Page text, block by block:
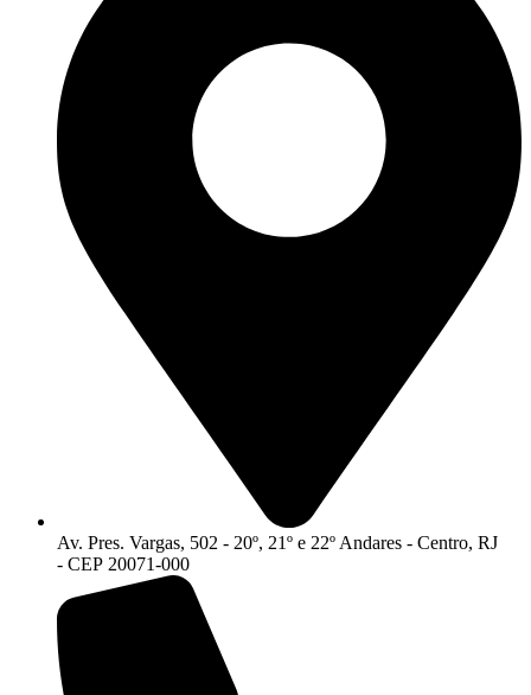
Av. Pres. Vargas, 502 - 20º, 21º e 22º Andares - Centro, RJ
- CEP 20071-000